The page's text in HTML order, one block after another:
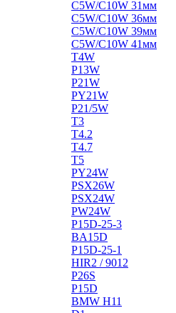
C5W/C10W 31мм
C5W/C10W 36мм
C5W/C10W 39мм
C5W/C10W 41мм
T4W
P13W
P21W
PY21W
P21/5W
T3
T4.2
T4.7
T5
PY24W
PSX26W
PSX24W
PW24W
P15D-25-3
BA15D
P15D-25-1
HIR2 / 9012
P26S
P15D
BMW H11